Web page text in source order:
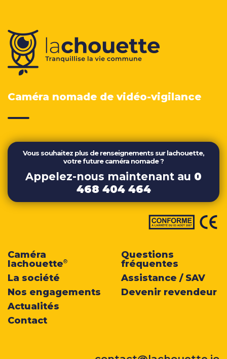
Caméra nomade de vidéo-vigilance
Vous souhaitez plus de renseignements sur lachouette,
votre future caméra nomade ?
Appelez-nous maintenant au 0
468 404 464
Caméra
lachouette®
La société
Nos engagements
Actualités
Contact
Questions
fréquentes
Assistance / SAV
Devenir revendeur